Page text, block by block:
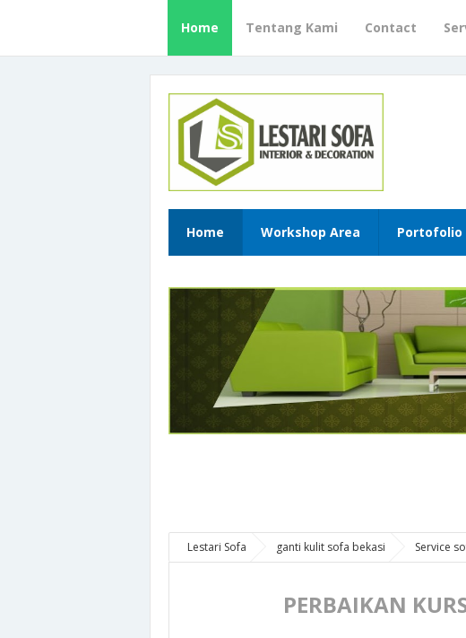
Home Tentang Kami Contact
Home Workshop Area Portofolio
Lestari Sofa ganti kulit sofa bekasi Service
PERBAIKAN